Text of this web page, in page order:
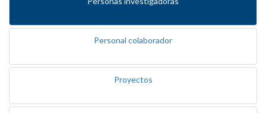
Personal colaborador
Proyectos